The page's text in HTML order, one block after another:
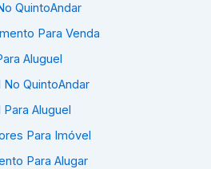
QuintoAndar
Para Venda
Aluguel
QuintoAndar
Aluguel
Para Imóvel
Para Alugar